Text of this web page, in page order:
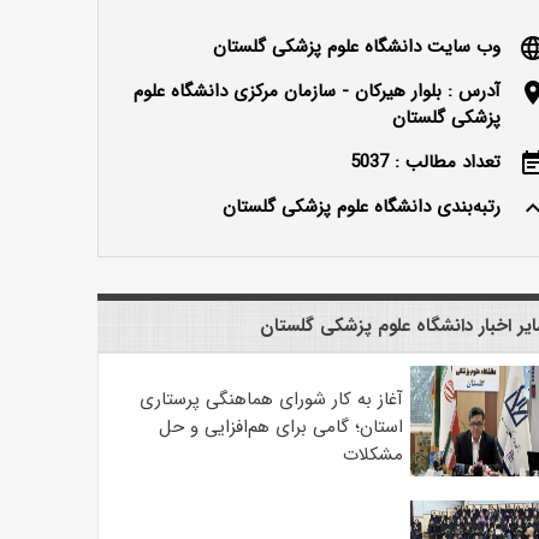
وب سایت دانشگاه علوم پزشکی گلستان
آدرس : بلوار هیرکان - سازمان مرکزی دانشگاه علوم
پزشکی گلستان
تعداد مطالب : 5037
keyboard_arrow_up
رتبه‌بندی دانشگاه علوم پزشکی گلستان
اخبار دانشگاه علوم پزشکی گلستان
آغاز به کار شورای هماهنگی پرستاری
استان؛ گامی برای هم‌افزایی و حل
مشکلات